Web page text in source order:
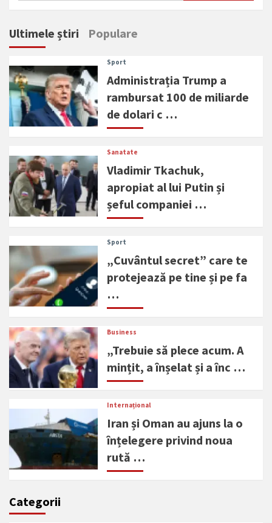
Ultimele știri Populare
Sport
Administrația Trump a
rambursat 100 de miliarde
de dolari c …
Sanatate
Vladimir Tkachuk,
apropiat al lui Putin și
șeful companiei …
Sport
„Cuvântul secret” care te
protejează pe tine și pe fa
…
Business
„Trebuie să plece acum. A
mințit, a înșelat și a înc …
Internațional
Iran și Oman au ajuns la o
înțelegere privind noua
rută …
Categorii